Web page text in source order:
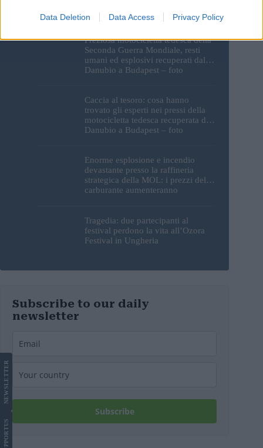
Data Deletion Data Access Privacy Policy
Preziosa motocicletta tedesca della
Seconda Guerra Mondiale, resti
umani ed esplosivi recuperati dal
Danubio a Budapest – foto
Caccia al tesoro: cosa hanno
trovato gli esperti nei pressi della
motocicletta tedesca recuperata dal
Danubio a Budapest – foto
Enorme esplosione e incendio
devastante presso la raffineria
strategica della MOL: i prezzi del
carburante aumenteranno
Tragedia: due partecipanti al
festival perdono la vita all’Ozora
Festival in Ungheria
Subscribe to our daily
newsletter
Subscribe
SUPPORT
US
NEWS
LETTER